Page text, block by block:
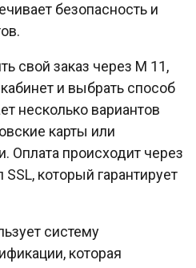
безопасность и
свой заказ через М 11,
и выбрать способ
несколько вариантов
карты или
Оплата происходит через
который гарантирует
систему
которая